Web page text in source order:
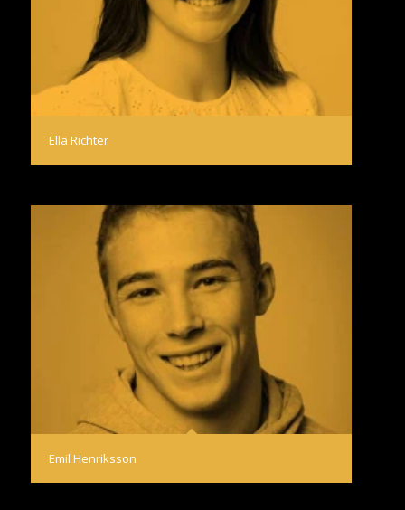
Ella Richter
Emil Henriksson